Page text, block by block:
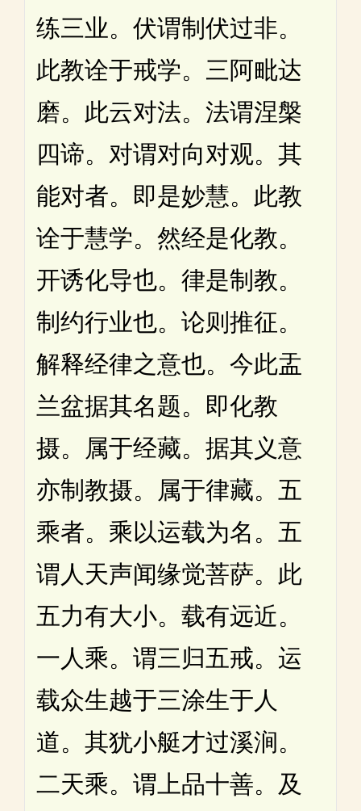
练三业。伏谓制伏过非。
此教诠于戒学。三阿毗达
磨。此云对法。法谓涅槃
四谛。对谓对向对观。其
能对者。即是妙慧。此教
诠于慧学。然经是化教。
开诱化导也。律是制教。
制约行业也。论则推征。
解释经律之意也。今此盂
兰盆据其名题。即化教
摄。属于经藏。据其义意
亦制教摄。属于律藏。五
乘者。乘以运载为名。五
谓人天声闻缘觉菩萨。此
五力有大小。载有远近。
一人乘。谓三归五戒。运
载众生越于三涂生于人
道。其犹小艇才过溪涧。
二天乘。谓上品十善。及